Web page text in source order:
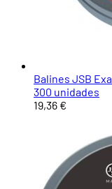
Balines JSB
300 unidades
19,36 €